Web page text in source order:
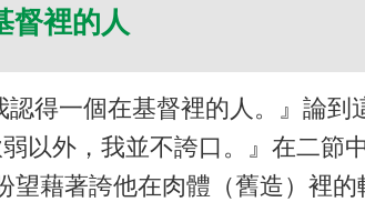
督裡的人
得一個在基督裡的人。』論到
以外，我並不誇口。』在二節
藉著誇他在肉體（舊造）裡